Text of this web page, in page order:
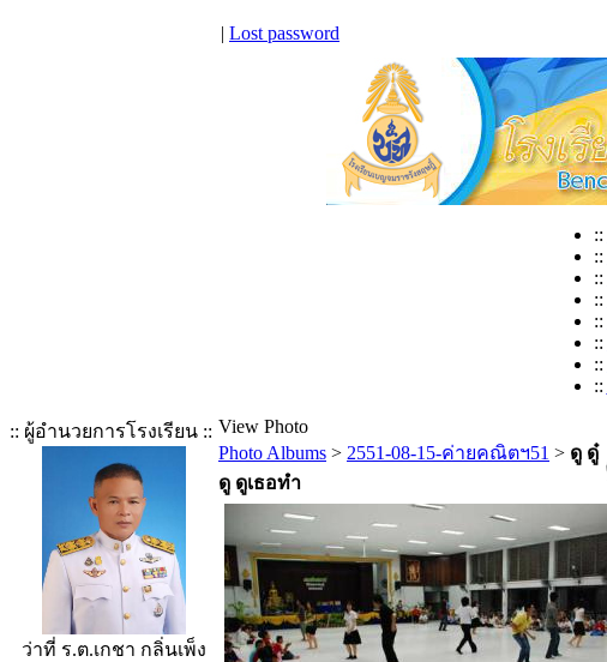
| Lost password
::
::
::
::
::
::
::
::
:: ผู้อำนวยการโรงเรียน ::
ว่าที่ ร.ต.เกชา กลิ่นเพ็ง
View Photo
Photo Albums > 2551-08-15-ค่ายคณิตฯ51 > ดู ดู๋
ดู ดูเธอทำ